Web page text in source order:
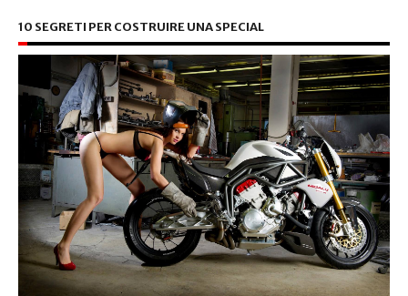
10 SEGRETI PER COSTRUIRE UNA SPECIAL